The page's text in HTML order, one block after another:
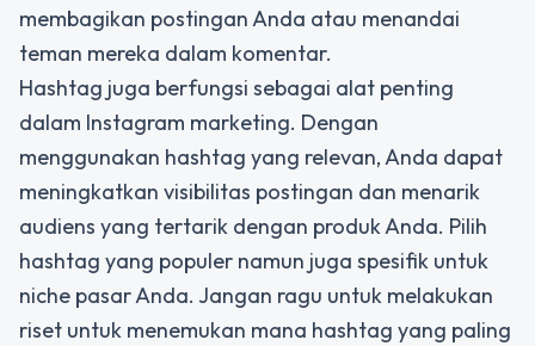
membagikan postingan Anda atau menandai
teman mereka dalam komentar.
Hashtag juga berfungsi sebagai alat penting
dalam Instagram marketing. Dengan
menggunakan hashtag yang relevan, Anda dapat
meningkatkan visibilitas postingan dan menarik
audiens yang tertarik dengan produk Anda. Pilih
hashtag yang populer namun juga spesifik untuk
niche pasar Anda. Jangan ragu untuk melakukan
riset untuk menemukan mana hashtag yang paling